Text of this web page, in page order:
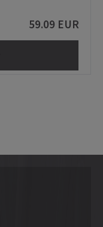
59.09 EUR